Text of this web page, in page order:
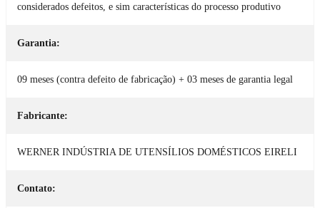
considerados defeitos, e sim características do processo produtivo
Garantia:
09 meses (contra defeito de fabricação) + 03 meses de garantia legal
Fabricante:
WERNER INDÚSTRIA DE UTENSÍLIOS DOMÉSTICOS EIRELI
Contato: